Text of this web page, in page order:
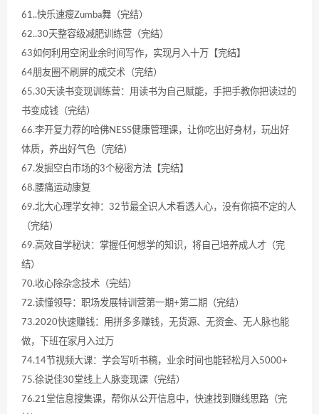
61..快乐速瘦Zumba舞（完结）
62..30天整容级减肥训练营（完结）
63如何利用空闲业余时间写作，实现月入十万【完结】
64朋友圈不刷屏的成交术（完结）
65.30天读书变现训练营：用读书为自己赋能，手把手教你把读过的
书变成钱（完结）
66.李开复力荐的哈佛NESS健康管理课，让你吃出好身材，玩出好
体质，养出好气色（完结）
67.发掘空白市场的3个秘密方法【完结】
68.腰痛运动康复
69.北大心理学女神：32节最全识人术看透人心，没有你搞不定的人
（完结）
69.高效自学秘诀：掌握任何想学的知识，将自己培养成人才（完
结）
70.收心除杂念技术（完结）
72.读懂领导：职场发展特训营第一期+第二期（完结）
73.2020快速赚钱：用拼多多赚钱，无货源、无资金、无人脉也能
做，下班在家月入过万
74.14节视频大课：学会写听书稿，业余时间也能轻松月入5000+
75.徐说佳30堂线上人脉变现课（完结）
76.21堂信息搜集课，帮你从公开信息中，快速找到赚线思路（完